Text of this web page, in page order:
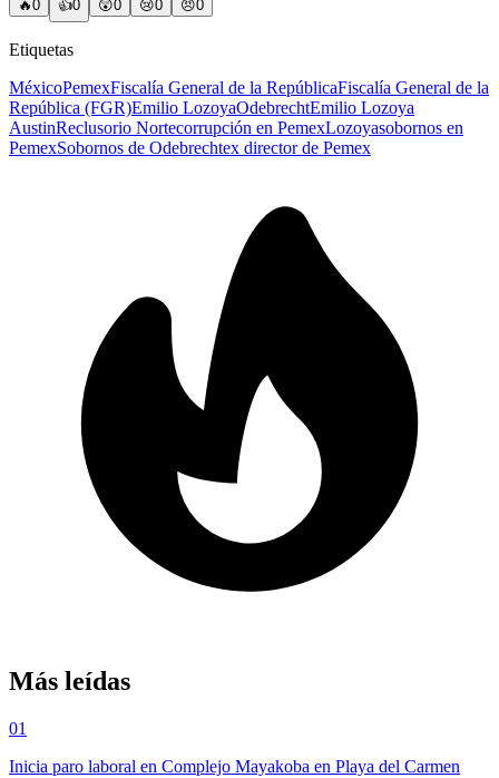
🔥0 👍0 😲0 😢0 😠0
Etiquetas
MéxicoPemexFiscalía General de la RepúblicaFiscalía General de la
República (FGR)Emilio LozoyaOdebrechtEmilio Lozoya
AustinReclusorio Nortecorrupción en PemexLozoyasobornos en
PemexSobornos de Odebrechtex director de Pemex
Más leídas
01
Inicia paro laboral en Complejo Mayakoba en Playa del Carmen